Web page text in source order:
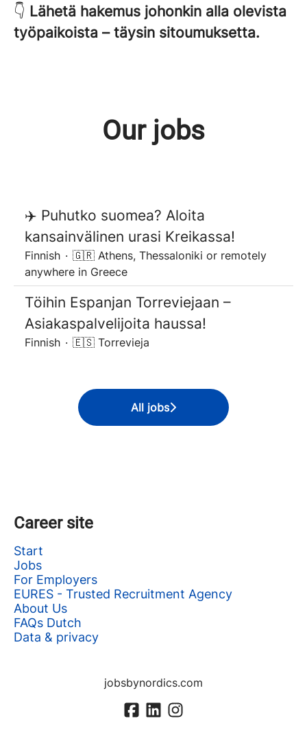
👇 Lähetä hakemus johonkin alla olevista
työpaikoista – täysin sitoumuksetta.
Our jobs
✈️ Puhutko suomea? Aloita
kansainvälinen urasi Kreikassa!
Finnish · 🇬🇷 Athens, Thessaloniki or remotely
anywhere in Greece
Töihin Espanjan Torreviejaan –
Asiakaspalvelijoita haussa!
Finnish · 🇪🇸 Torrevieja
All jobs
Career site
Start
Jobs
For Employers
EURES - Trusted Recruitment Agency
About Us
FAQs Dutch
Data & privacy
jobsbynordics.com